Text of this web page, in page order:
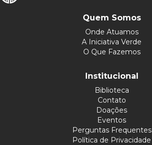
Quem Somos
Onde Atuamos
A Iniciativa Verde
O Que Fazemos
Institucional
Biblioteca
Contato
Doações
Eventos
Perguntas Frequentes
Política de Privacidade